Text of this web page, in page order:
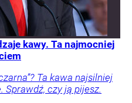
kawy. Ta najmocniej
Ta kawa najsilniej
Sprawdź, czy ją pijesz.